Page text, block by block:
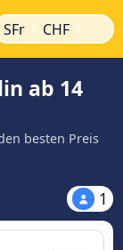
SFr | CHF |
ab 14
besten Preis
1